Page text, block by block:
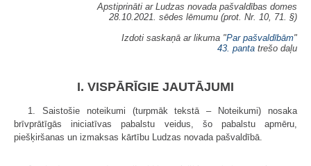
Apstiprināti ar Ludzas novada pašvaldības domes
28.10.2021. sēdes lēmumu (prot. Nr. 10, 71. §)
Izdoti saskaņā ar likuma "Par pašvaldībām"
43. panta trešo daļu
I. VISPĀRĪGIE JAUTĀJUMI
1. Saistošie noteikumi (turpmāk tekstā – Noteikumi) nosaka
brīvprātīgās iniciatīvas pabalstu veidus, šo pabalstu apmēru,
piešķiršanas un izmaksas kārtību Ludzas novada pašvaldībā.